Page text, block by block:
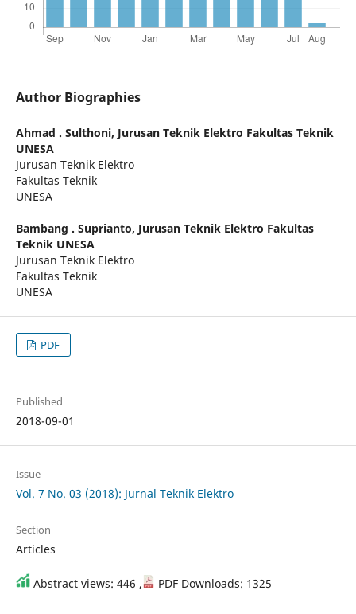
Author Biographies
Ahmad . Sulthoni, Jurusan Teknik Elektro Fakultas Teknik
UNESA
Jurusan Teknik Elektro
Fakultas Teknik
UNESA
Bambang . Suprianto, Jurusan Teknik Elektro Fakultas
Teknik UNESA
Jurusan Teknik Elektro
Fakultas Teknik
UNESA
PDF
Published
2018-09-01
Issue
Vol. 7 No. 03 (2018): Jurnal Teknik Elektro
Section
Articles
Abstract views: 446 , PDF Downloads: 1325